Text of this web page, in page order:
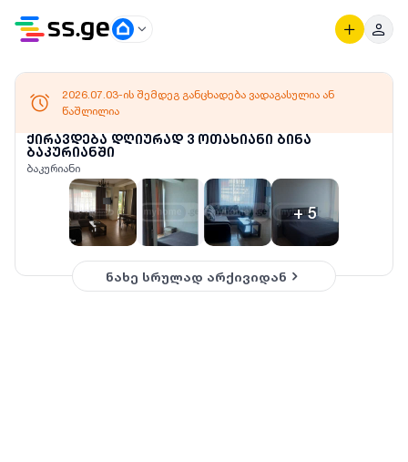
ქირავდება დღიურად 3 ოთახიანი ბინა
ბაკურიანში
ბაკურიანი
+5
2026.07.03-ის შემდეგ განცხადება ვადაგასულია ან
წაშლილია
ნახე სრულად არქივიდან